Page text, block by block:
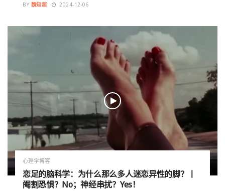
BY 魏知超 2024-12-06
心理学博客
恋足的脑科学：为什么那么多人迷恋异性的脚？丨
阉割恐惧？No；神经串扰？Yes！